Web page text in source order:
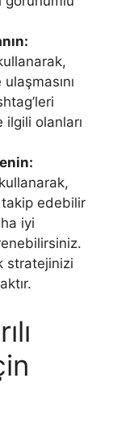
olanları
takip edebilir
iyi
stratejinizi